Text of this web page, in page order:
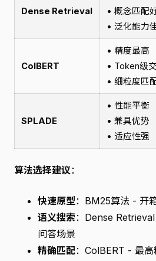
Dense Retrieval
• 概念匹配
• 泛化能力
ColBERT
• 精度最高
• Token级
• 细粒度匹
SPLADE
• 性能平衡
• 兼具优势
• 适应性强
算法选择建议：
快速原型：BM25算法 - 开
语义搜索：Dense
问答场景
精确匹配：ColBERT - 最